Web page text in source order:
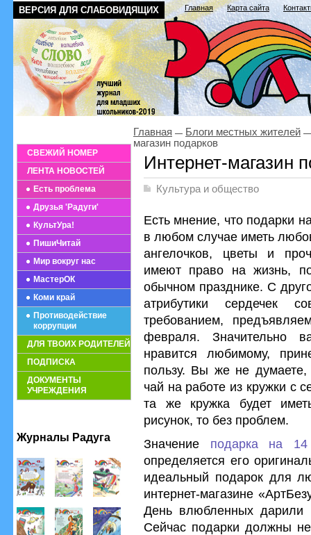
ВЕРСИЯ ДЛЯ СЛАБОВИДЯЩИХ Главная Карта сайта
СВЕЖИЙ НОМЕР
ЛЕНТА НОВОСТЕЙ
Есть проблема
Друзья 'Радуги'
КультУра!
ПишиЧитай
Мир вокруг нас
МастерОК
Коми край
Противодействие
коррупции
ДЛЯ ТВОИХ РОДИТЕЛЕЙ
ПОДПИСКА
ДОКУМЕНТЫ
УЧРЕЖДЕНИЯ
Журналы Радуга
Главная
Блоги местных жителей
магазин подарков
Интернет-магазин
Культура и общество
Есть мнение, что подарки
в любом случае иметь
ангелочков, цветы и
имеют право на жизнь,
обычном празднике. С
атрибутики сердечек
требованием,
февраля. Значительно
нравится любимому,
пользу. Вы же не думаете,
чай на работе из кружки с
та же кружка будет
рисунок, то без проблем.
Значение подарка на
определяется его
идеальный подарок для
интернет-магазине
День влюбленных дарили
Сейчас подарки должны